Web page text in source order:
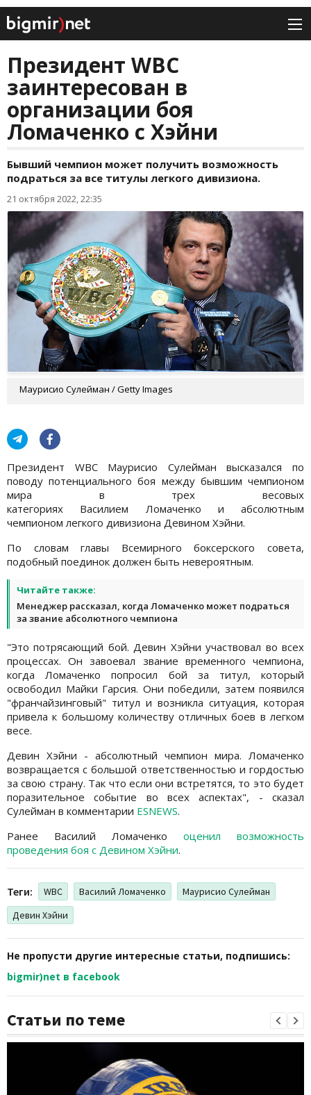
Президент WBC
заинтересован в
организации боя
Ломаченко с Хэйни
Бывший чемпион может получить возможность
подраться за все титулы легкого дивизиона.
21 октября 2022, 22:35
Маурисио Сулейман / Getty Images
Президент WBC Маурисио Сулейман высказался по
поводу потенциального боя между бывшим чемпионом
мира в трех весовых
категориях Василием Ломаченко и абсолютным
чемпионом легкого дивизиона Девином Хэйни.
По словам главы Всемирного боксерского совета,
подобный поединок должен быть невероятным.
Читайте также:
Менеджер рассказал, когда Ломаченко может подраться
за звание абсолютного чемпиона
"Это потрясающий бой. Девин Хэйни участвовал во всех
процессах. Он завоевал звание временного чемпиона,
когда Ломаченко попросил бой за титул, который
освободил Майки Гарсия. Они победили, затем появился
"франчайзинговый" титул и возникла ситуация, которая
привела к большому количеству отличных боев в легком
весе.
Девин Хэйни - абсолютный чемпион мира. Ломаченко
возвращается с большой ответственностью и гордостью
за свою страну. Так что если они встретятся, то это будет
поразительное событие во всех аспектах", - сказал
Сулейман в комментарии ESNEWS.
Ранее Василий Ломаченко оценил возможность
проведения боя с Девином Хэйни.
Теги: WBC Василий Ломаченко
Маурисио Сулейман
Девин Хэйни
Не пропусти другие интересные статьи, подпишись:
bigmir)net в facebook
Статьи по теме